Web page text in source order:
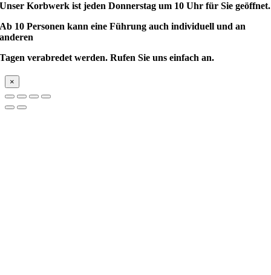
Unser Korbwerk istjeden Donnerstag um 10 Uhr für Sie geöffnet.
Ab 10 Personen kann eine Führung auch individuell und an
anderen
Tagen verabredet werden.Rufen Sie uns einfach an.
×